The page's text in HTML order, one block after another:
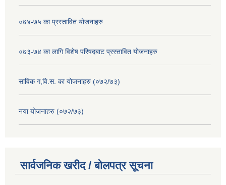
०७४-७५ का प्रस्तावित योजनाहरु
०७३-७४ का लागि विशेष परिषदबाट प्रस्तावित योजनाहरु
साविक ग,वि.स. का योजनाहरु (०७२/७३)
नया योजनाहरु (०७२/७३)
सार्वजनिक खरीद / बोलपत्र सूचना